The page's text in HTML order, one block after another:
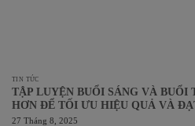
TIN TỨC
TẬP LUYỆN BUỔI SÁNG VÀ
HƠN ĐỂ TỐI ƯU HIỆU QUẢ VÀ
27 Tháng 8, 2025